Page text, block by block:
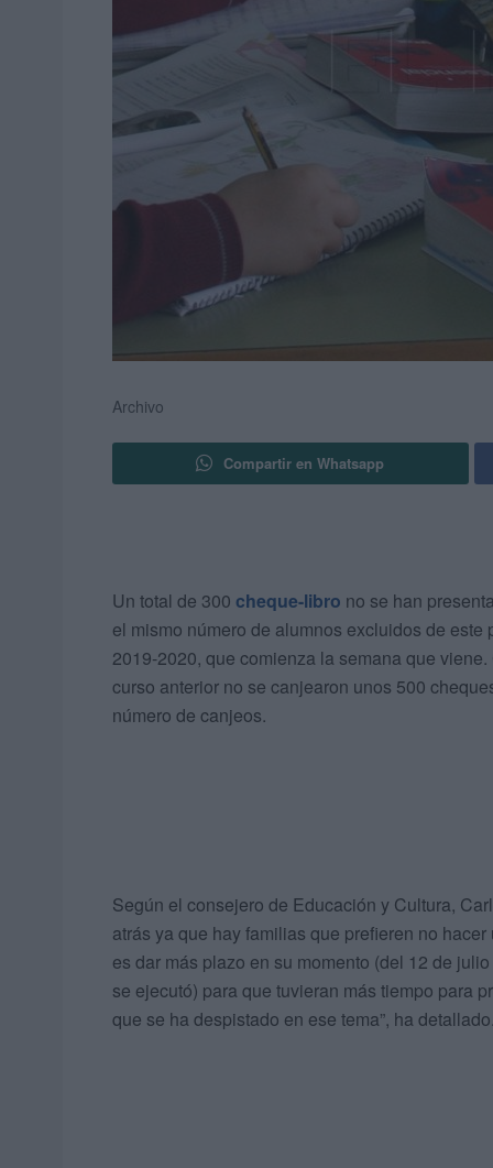
Archivo
Compartir en Whatsapp
Un total de 300 cheque-libro no se han
el mismo número de alumnos excluidos de
2019-2020, que comienza la semana que
curso anterior no se canjearon unos 500
número de canjeos.
Según el consejero de Educación y Cultura,
atrás ya que hay familias que prefieren no
es dar más plazo en su momento (del 12 de
se ejecutó) para que tuvieran más tiempo para
que se ha despistado en ese tema”, ha detallado.